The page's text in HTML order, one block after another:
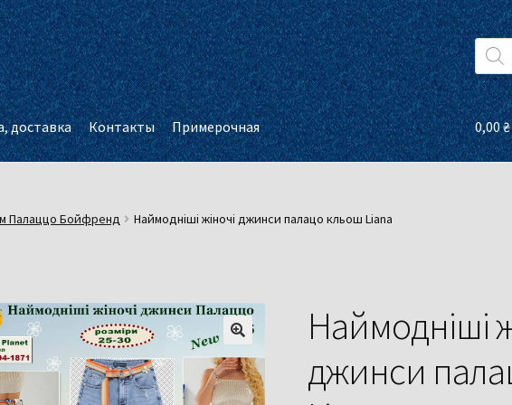
Поиск
доставка Контакты Примерочная 0,00₴
Палаццо Бойфренд Наймодніші жіночі джинси палацо кльош Liana
Наймодніші
джинси